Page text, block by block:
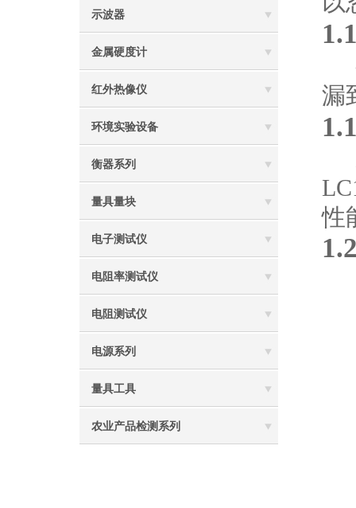
示波器
金属硬度计
红外热像仪
环境实验设备
衡器系列
量具量块
电子测试仪
电阻率测试仪
电阻测试仪
电源系列
量具工具
农业产品检测系列
漏
性